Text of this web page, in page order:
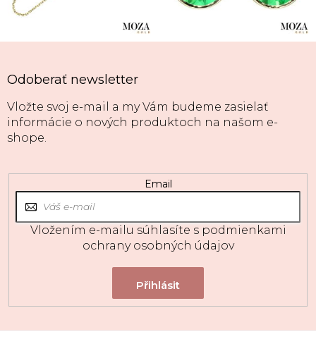
Odoberať newsletter
Vložte svoj e-mail a my Vám budeme zasielať
informácie o nových produktoch na našom e-
shope.
Email
Vložením e-mailu súhlasíte s podmienkami
ochrany osobných údajov